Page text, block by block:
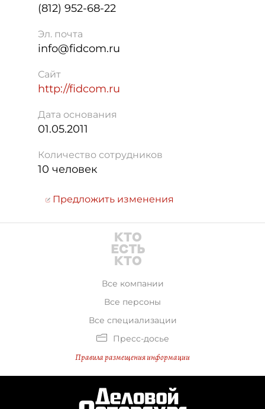
(812) 952-68-22
Эл. почта
info@fidcom.ru
Сайт
http://fidcom.ru
Дата основания
01.05.2011
Количество сотрудников
10 человек
Предложить изменения
Все компании
Все персоны
Все специализации
Пресс-досье
Правила размещения информации